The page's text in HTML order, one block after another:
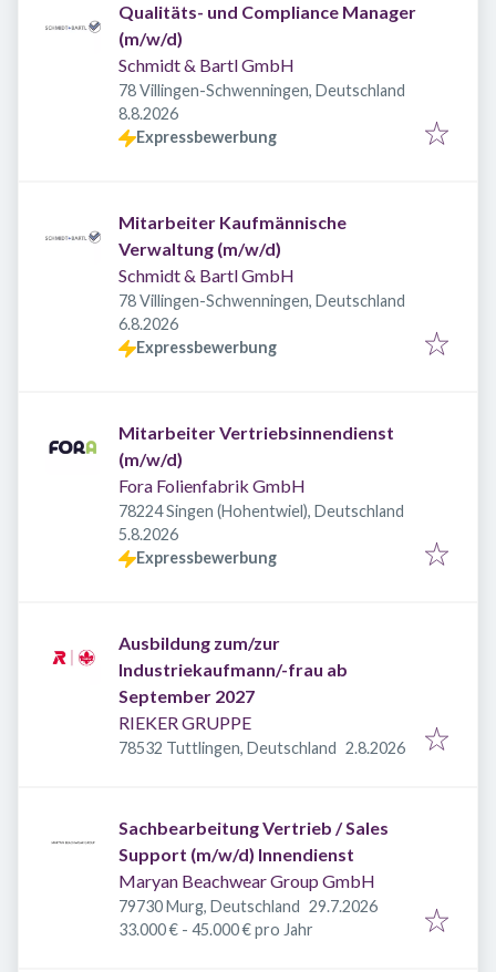
Qualitäts- und Compliance Manager
(m/w/d)
Schmidt & Bartl GmbH
78 Villingen-Schwenningen, Deutschland
Veröffentlicht
8.8.2026
Expressbewerbung
Mitarbeiter Kaufmännische
Verwaltung (m/w/d)
Schmidt & Bartl GmbH
78 Villingen-Schwenningen, Deutschland
Veröffentlicht
6.8.2026
Expressbewerbung
Mitarbeiter Vertriebsinnendienst
(m/w/d)
Fora Folienfabrik GmbH
78224 Singen (Hohentwiel), Deutschland
Veröffentlicht
5.8.2026
Expressbewerbung
Ausbildung zum/zur
Industriekaufmann/-frau ab
September 2027
RIEKER GRUPPE
78532 Tuttlingen, Deutschland Veröffentlicht
2.8.2026
Sachbearbeitung Vertrieb / Sales
Support (m/w/d) Innendienst
Maryan Beachwear Group GmbH
79730 Murg, Deutschland Veröffentlicht
29.7.2026
33.000 € - 45.000 € pro Jahr